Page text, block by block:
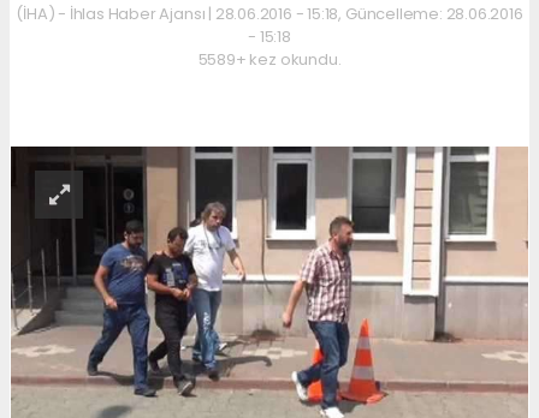
(İHA) - İhlas Haber Ajansı | 28.06.2016 - 15:18, Güncelleme: 28.06.2016
- 15:18
5589+ kez okundu.